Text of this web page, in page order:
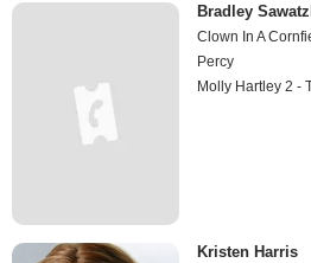
Bradley
Clown In A
Percy
Molly Hartley 2 -
Kristen Harris